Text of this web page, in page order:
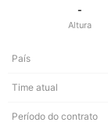
-
Altura
País
Time atual
Período do contrato